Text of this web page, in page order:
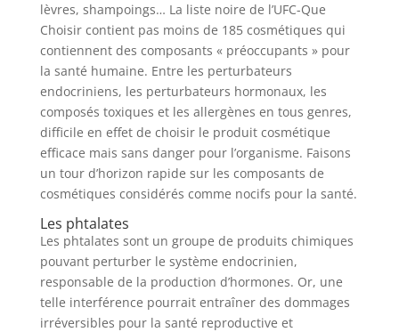
lèvres, shampoings… La liste noire de l’UFC-Que
Choisir contient pas moins de 185 cosmétiques qui
contiennent des composants « préoccupants » pour
la santé humaine. Entre les perturbateurs
endocriniens, les perturbateurs hormonaux, les
composés toxiques et les allergènes en tous genres,
difficile en effet de choisir le produit cosmétique
efficace mais sans danger pour l’organisme. Faisons
un tour d’horizon rapide sur les composants de
cosmétiques considérés comme nocifs pour la santé.
Les phtalates
Les phtalates sont un groupe de produits chimiques
pouvant perturber le système endocrinien,
responsable de la production d’hormones. Or, une
telle interférence pourrait entraîner des dommages
irréversibles pour la santé reproductive et